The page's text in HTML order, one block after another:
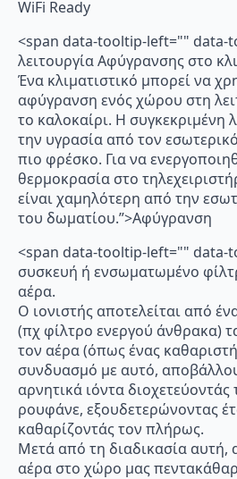
WiFi Ready
<span data-tooltip-left="" data-
λειτουργία Αφύγρανσης στο
Ένα κλιματιστικό μπορεί να
αφύγρανση ενός χώρου στη
το καλοκαίρι. Η συγκεκριμένη
την υγρασία από τον
πιο φρέσκο. Για να
θερμοκρασία στο
είναι χαμηλότερη από την
του δωματίου.”>Αφύγρανση
<span data-tooltip-left="" data-
συσκευή ή ενσωματωμένο
αέρα.
Ο ιονιστής αποτελείται από
(πχ φίλτρο ενεργού άνθρακα)
τον αέρα (όπως ένας
συνδυασμό με αυτό,
αρνητικά ιόντα
ρουφάνε, εξουδετερώνοντας
καθαρίζοντάς τον πλήρως.
Μετά από τη διαδικασία αυτή,
αέρα στο χώρο μας